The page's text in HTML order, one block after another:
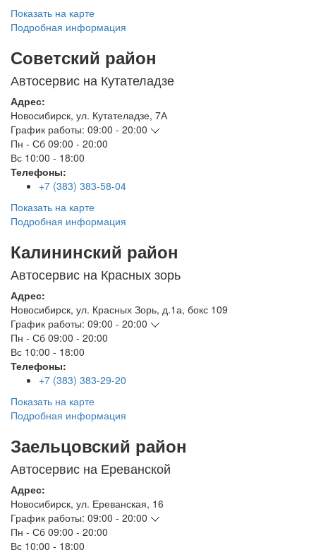
Показать на карте
Подробная информация
Советский район
Автосервис на Кутателадзе
Адрес:
Новосибирск, ул. Кутателадзе, 7А
График работы: 09:00 - 20:00
Пн - Сб 09:00 - 20:00
Вс 10:00 - 18:00
Телефоны:
+7 (383) 383-58-04
Показать на карте
Подробная информация
Калининский район
Автосервис на Красных зорь
Адрес:
Новосибирск, ул. Красных Зорь, д.1а, бокс 109
График работы: 09:00 - 20:00
Пн - Сб 09:00 - 20:00
Вс 10:00 - 18:00
Телефоны:
+7 (383) 383-29-20
Показать на карте
Подробная информация
Заельцовский район
Автосервис на Ереванской
Адрес:
Новосибирск, ул. Ереванская, 16
График работы: 09:00 - 20:00
Пн - Сб 09:00 - 20:00
Вс 10:00 - 18:00